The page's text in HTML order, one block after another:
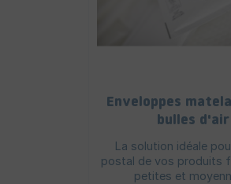
Enveloppes
bulles d'air
La solution idéale
postal de vos produits
petites et